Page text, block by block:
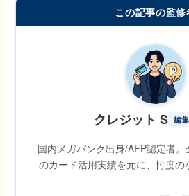
この記事の監修
クレジット S 編
国内メガバンク出身/AFP認定者
のカード活用実績を元に、忖度の